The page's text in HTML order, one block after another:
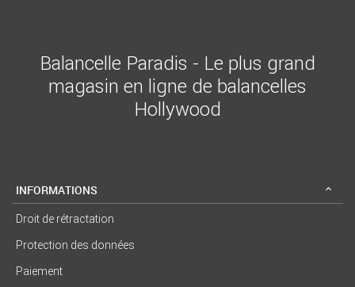
Balancelle Paradis - Le plus grand
magasin en ligne de balancelles
Hollywood
INFORMATIONS
Droit de rétractation
Protection des données
Paiement